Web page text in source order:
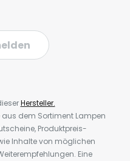
Hersteller.
aus dem Sortiment Lampen
Produktpreis-
Inhalte von möglichen
Eine